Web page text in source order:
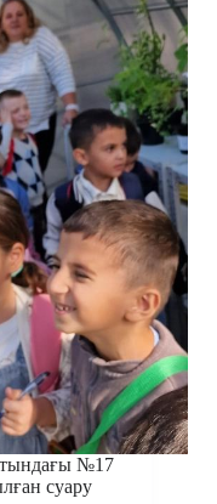
№17
суару